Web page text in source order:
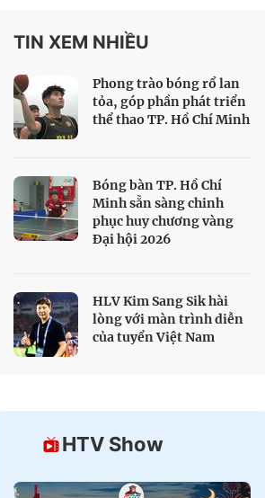
TIN XEM NHIỀU
Phong trào bóng rổ lan
tỏa, góp phần phát triển
thể thao TP. Hồ Chí Minh
Bóng bàn TP. Hồ Chí
Minh sẵn sàng chinh
phục huy chương vàng
Đại hội 2026
HLV Kim Sang Sik hài
lòng với màn trình diễn
của tuyển Việt Nam
HTV Show